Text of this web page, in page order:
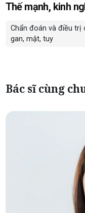
Thế mạnh, kinh
Chẩn đoán và điều trị
gan, mật, tuy
Bác sĩ cùng